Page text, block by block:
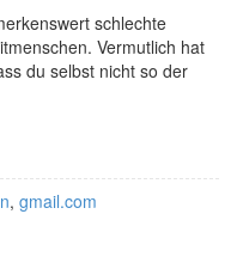
schlechte
Vermutlich hat
du selbst nicht so der
, gmail.com